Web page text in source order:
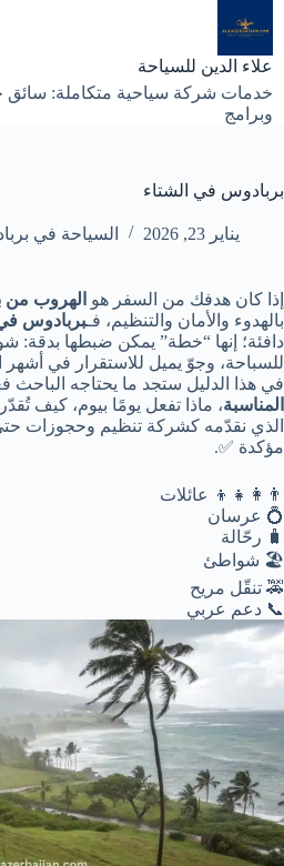
إلى
المحتوى
علاء الدين للسياحة
خدمات شركة سياحية متكاملة:
وبرامج
بربادوس في الشتاء
يناير 23, 2026 السياحة في
إذا كان هدفك من السفر هو الهروب من
بالهدوء والأمان والتنظيم، فـبربادوس
دافئة؛ إنها “خطة” يمكن ضبطها بدقة:
للسباحة، وجوّ يميل للاستقرار في أشهر
في هذا الدليل ستجد ما يحتاجه الباحث
المناسبة، ماذا تفعل يومًا بيوم، كيف
الذي نقدّمه كشركة تنظيم وحجوزات
مؤكدة ✅.
👨‍👩‍👧‍👦 عائلات
💍 عرسان
🧳 رحّالة
🏖️ شواطئ
🚕 تنقّل مريح
📞 دعم عربي